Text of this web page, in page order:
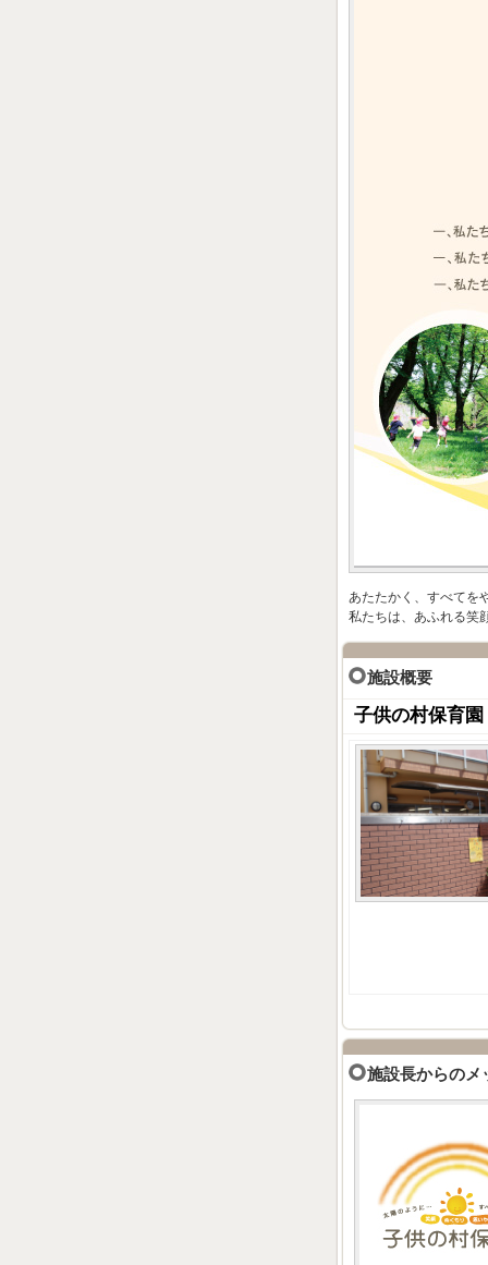
あたたかく、すべてを
私たちは、あふれる笑
施設概要
子供の村保育園
施設長からのメ